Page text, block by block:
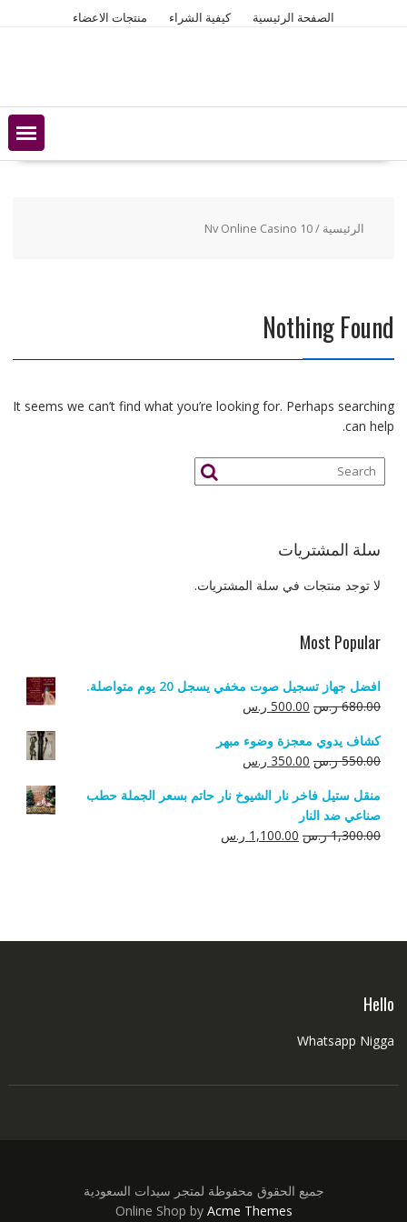
الصفحة الرئيسية كيفية الشراء منتجات الاعضاء
الرئيسية / Nv Online Casino 10
Nothing Found
It seems we can’t find what you’re looking for. Perhaps searching
can help.
سلة المشتريات
لا توجد منتجات في سلة المشتريات.
Most Popular
افضل جهاز تسجيل صوت مخفي يسجل 20 يوم متواصلة.
680.00 ر.س السعر
هو:
680.00 ر.س.
500.00 ر.سالسعر
هو:
500.00 ر.س.
كشاف يدوي معجزة وضوء مبهر
550.00 ر.س السعر
هو:
550.00 ر.س.
350.00 ر.سالسعر
هو:
منقل ستيل فاخر نار الشيوخ نار حاتم بسعر الجملة حطب
صناعي ضد النار
1,300.00 ر.س السعر
1,100.00 ر.سالسعر
Hello
Whatsapp Nigga
جميع الحقوق محفوظة لمتجر سيدات السعودية
Online Shop by Acme Themes